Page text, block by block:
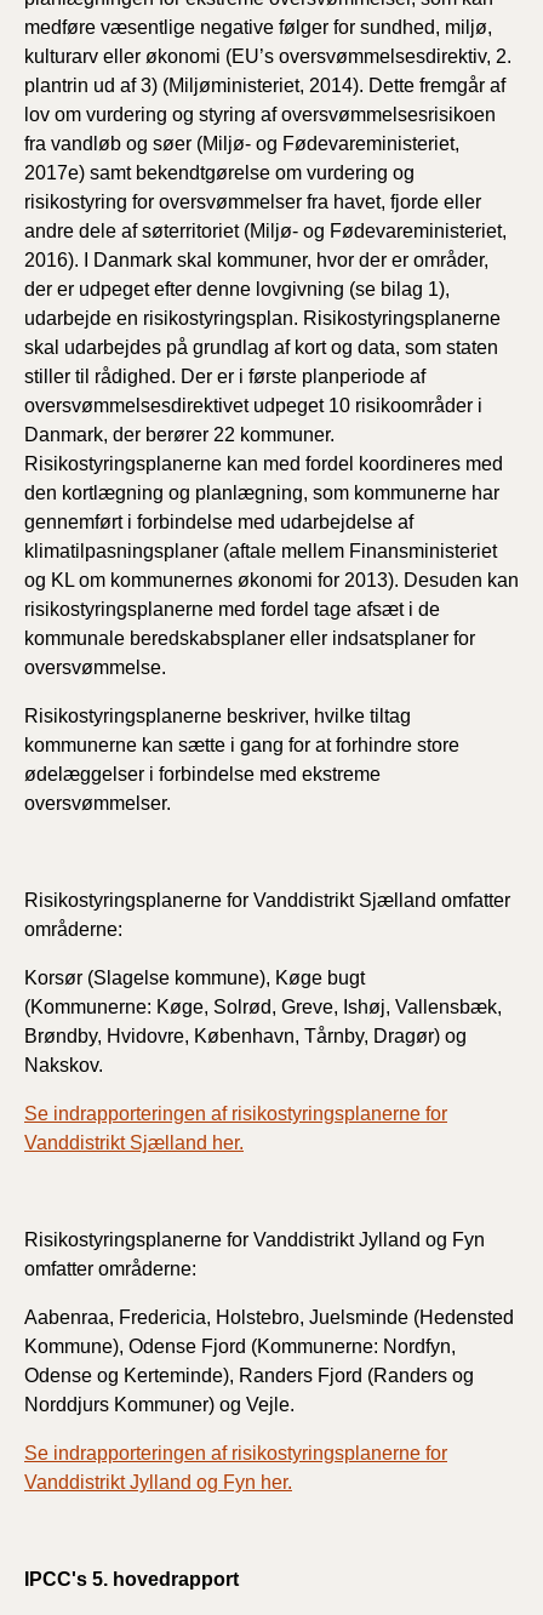
medføre væsentlige negative følger for sundhed, miljø,
kulturarv eller økonomi (EU’s oversvømmelsesdirektiv, 2.
plantrin ud af 3) (Miljøministeriet, 2014). Dette fremgår af
lov om vurdering og styring af oversvømmelsesrisikoen
fra vandløb og søer (Miljø- og Fødevareministeriet,
2017e) samt bekendtgørelse om vurdering og
risikostyring for oversvømmelser fra havet, fjorde eller
andre dele af søterritoriet (Miljø- og Fødevareministeriet,
2016). I Danmark skal kommuner, hvor der er områder,
der er udpeget efter denne lovgivning (se bilag 1),
udarbejde en risikostyringsplan. Risikostyringsplanerne
skal udarbejdes på grundlag af kort og data, som staten
stiller til rådighed. Der er i første planperiode af
oversvømmelsesdirektivet udpeget 10 risikoområder i
Danmark, der berører 22 kommuner.
Risikostyringsplanerne kan med fordel koordineres med
den kortlægning og planlægning, som kommunerne har
gennemført i forbindelse med udarbejdelse af
klimatilpasningsplaner (aftale mellem Finansministeriet
og KL om kommunernes økonomi for 2013). Desuden kan
risikostyringsplanerne med fordel tage afsæt i de
kommunale beredskabsplaner eller indsatsplaner for
oversvømmelse.
Risikostyringsplanerne beskriver, hvilke tiltag
kommunerne kan sætte i gang for at forhindre store
ødelæggelser i forbindelse med ekstreme
oversvømmelser.
Risikostyringsplanerne for Vanddistrikt Sjælland omfatter
områderne:
Korsør (Slagelse kommune), Køge bugt
(Kommunerne: Køge, Solrød, Greve, Ishøj, Vallensbæk,
Brøndby, Hvidovre, København, Tårnby, Dragør) og
Nakskov.
Se indrapporteringen af risikostyringsplanerne for
Vanddistrikt Sjælland her.
Risikostyringsplanerne for Vanddistrikt Jylland og Fyn
omfatter områderne:
Aabenraa, Fredericia, Holstebro, Juelsminde (Hedensted
Kommune), Odense Fjord (Kommunerne: Nordfyn,
Odense og Kerteminde), Randers Fjord (Randers og
Norddjurs Kommuner) og Vejle.
Se indrapporteringen af risikostyringsplanerne for
Vanddistrikt Jylland og Fyn her.
IPCC's 5. hovedrapport